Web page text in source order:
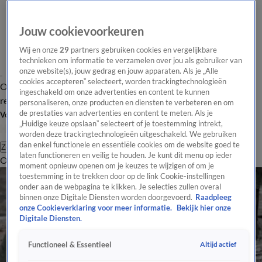
Overzicht Laatste nieuws Regionieuws Het beste van Hart
Tip de
redactie
Volg Hart van Nederland
Zoeken
OverzichtRegioUitzendingenWeerTip de redactiePanelVideo's
Jouw cookievoorkeuren
Wij en onze29 partners gebruiken cookies en vergelijkbare
technieken om informatie te verzamelen over jou als gebruiker van
onze website(s), jouw gedrag en jouw apparaten. Als je „Alle
cookies accepteren” selecteert, worden trackingtechnologieën
ingeschakeld om onze advertenties en content te kunnen
personaliseren, onze producten en diensten te verbeteren en om
de prestaties van advertenties en content te meten. Als je
„Huidige keuze opslaan” selecteert of je toestemming intrekt,
worden deze trackingtechnologieën uitgeschakeld. We gebruiken
dan enkel functionele en essentiële cookies om de website goed te
laten functioneren en veilig te houden. Je kunt dit menu op ieder
moment opnieuw openen om je keuzes te wijzigen of om je
toestemming in te trekken door op de link Cookie-instellingen
onder aan de webpagina te klikken. Je selecties zullen overal
binnen onze Digitale Diensten worden doorgevoerd. Raadpleeg
onze Cookieverklaring voor meer informatie.
Bekijk hier onze
Digitale Diensten.
Functioneel & Essentieel Altijd actief